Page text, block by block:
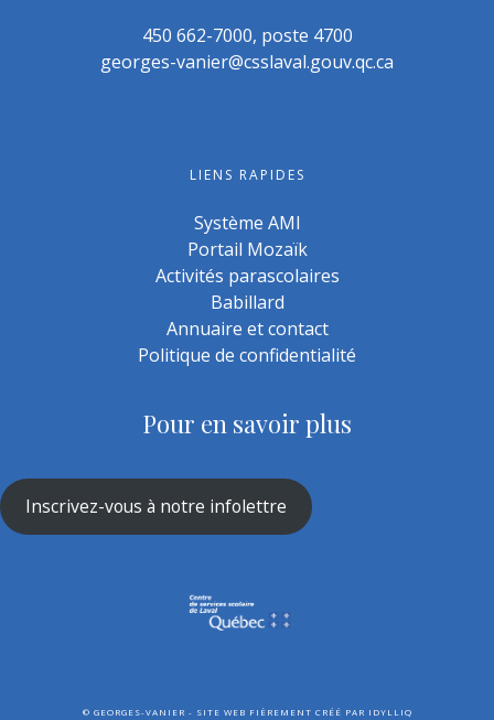
450 662-7000, poste 4700
georges-vanier@csslaval.gouv.qc.ca
LIENS RAPIDES
Système AMI
Portail Mozaïk
Activités parascolaires
Babillard
Annuaire et contact
Politique de confidentialité
Pour en savoir plus
Inscrivez-vous à notre infolettre
© GEORGES-VANIER - SITE WEB FIÈREMENT CRÉÉ PAR IDYLLIQ